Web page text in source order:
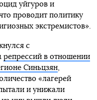
уйгуров и
проводит политику
экстремистов».
с
репрессий в отношении
Синьцзян,
«лагерей
и унижали